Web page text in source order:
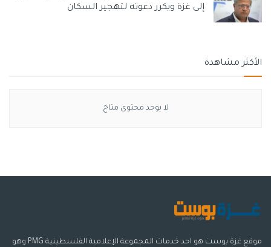
إلى غزة ويكرر دعوته لتهجير السكان
الأكثر مشاهدة
لا يوجد محتوى متاح
موقع غزة بوست هو احد خدمات المجموعة الإعلامية الفلسطينية PMG وهو